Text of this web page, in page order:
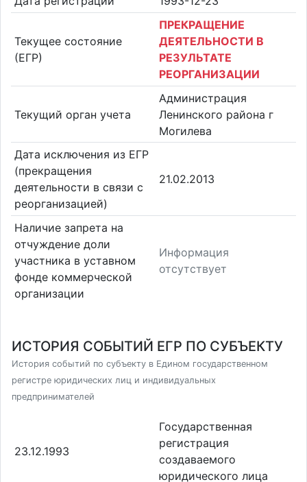
Текущее состояние
(ЕГР)
ПРЕКРАЩЕНИЕ
ДЕЯТЕЛЬНОСТИ В
РЕЗУЛЬТАТЕ
РЕОРГАНИЗАЦИИ
Текущий орган учета
Администрация
Ленинского района г
Могилева
Дата исключения из ЕГР
(прекращения
деятельности в связи с
реорганизацией)
21.02.2013
Наличие запрета на
отчуждение доли
участника в уставном
фонде коммерческой
организации
Информация
отсутствует
ИСТОРИЯ СОБЫТИЙ ЕГР ПО СУБЪЕКТУ
История событий по субъекту в Едином государственном
регистре юридических лиц и индивидуальных
предпринимателей
23.12.1993
Государственная
регистрация
создаваемого
юридического лица